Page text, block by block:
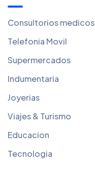
Consultorios medicos
Telefonia Movil
Supermercados
Indumentaria
Joyerias
Viajes & Turismo
Educacion
Tecnologia